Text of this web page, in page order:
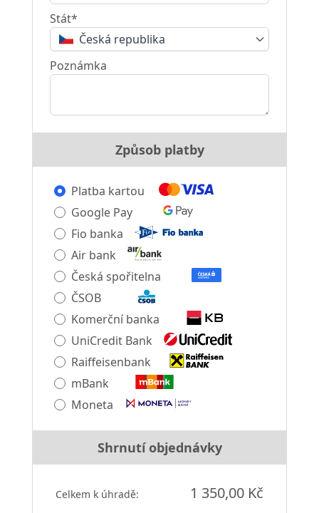
Stát*
Česká republika
Poznámka
Způsob platby
Platba kartou
Google Pay
Fio banka
Air bank
Česká spořitelna
ČSOB
Komerční banka
UniCredit Bank
Raiffeisenbank
mBank
Moneta
Shrnutí objednávky
Celkem k úhradě: 1 350,00 Kč